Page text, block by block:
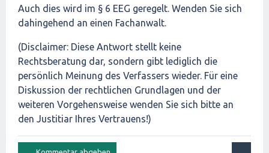
Auch dies wird im § 6 EEG geregelt. Wenden Sie sich
dahingehend an einen Fachanwalt.
(Disclaimer: Diese Antwort stellt keine
Rechtsberatung dar, sondern gibt lediglich die
persönlich Meinung des Verfassers wieder. Für eine
Diskussion der rechtlichen Grundlagen und der
weiteren Vorgehensweise wenden Sie sich bitte an
den Justitiar Ihres Vertrauens!)